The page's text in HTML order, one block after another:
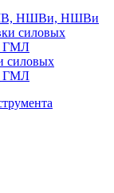
НШВи, НШВи
силовых
ГМЛ
силовых
ГМЛ